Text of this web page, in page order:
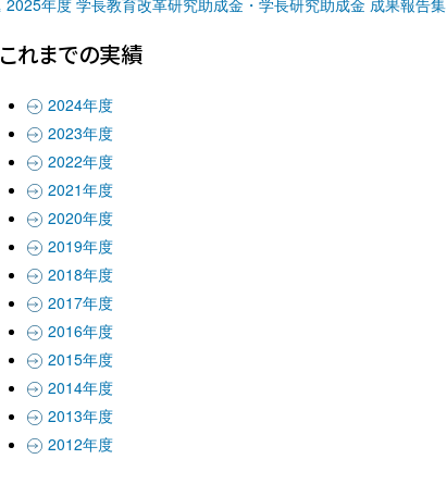
2025年度 学長教育改革研究助成金・学長研究助成金 成果報告集
これまでの実績
2024年度
2023年度
2022年度
2021年度
2020年度
2019年度
2018年度
2017年度
2016年度
2015年度
2014年度
2013年度
2012年度